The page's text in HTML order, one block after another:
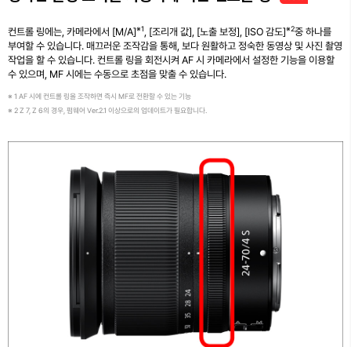
컨트롤 링에는, 카메라에서 [M/A]※1 , [조리개 값], [노출 보정], [ISO 감도]※2중 하나를
부여할 수 있습니다. 매끄러운 조작감을 통해, 보다 원활하고 정숙한 동영상 및 사진 촬영
작업을 할 수 있습니다. 컨트롤 링을 회전시켜 AF 시 카메라에서 설정한 기능을 이용할
수 있으며, MF 시에는 수동으로 초점을 맞출 수 있습니다.
※ 1 AF 시에 컨트롤 링을 조작하면 즉시 MF로 전환할 수 있는 기능
※ 2 Z 7, Z 6의 경우, 펌웨어 Ver.2.1 이상으로의 업데이트가 필요합니다.